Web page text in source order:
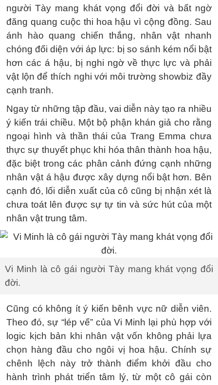
người Tày mang khát vọng đổi đời và bất ngờ
đăng quang cuộc thi hoa hậu vì cộng đồng. Sau
ánh hào quang chiến thắng, nhân vật nhanh
chóng đối diện với áp lực: bị so sánh kém nổi bật
hơn các á hậu, bị nghi ngờ về thực lực và phải
vật lộn để thích nghi với môi trường showbiz đầy
cạnh tranh.
Ngay từ những tập đầu, vai diễn này tạo ra nhiều
ý kiến trái chiều. Một bộ phận khán giả cho rằng
ngoại hình và thần thái của Trang Emma chưa
thực sự thuyết phục khi hóa thân thành hoa hậu,
đặc biệt trong các phân cảnh đứng cạnh những
nhân vật á hậu được xây dựng nổi bật hơn. Bên
cạnh đó, lối diễn xuất của cô cũng bị nhận xét là
chưa toát lên được sự tự tin và sức hút của một
nhân vật trung tâm.
Vi Minh là cô gái người Tày mang khát vọng đổi
đời.
Cũng có không ít ý kiến bênh vực nữ diễn viên.
Theo đó, sự “lép vế” của Vi Minh lại phù hợp với
logic kịch bản khi nhân vật vốn không phải lựa
chọn hàng đầu cho ngôi vị hoa hậu. Chính sự
chênh lệch này trở thành điểm khởi đầu cho
hành trình phát triển tâm lý, từ một cô gái còn